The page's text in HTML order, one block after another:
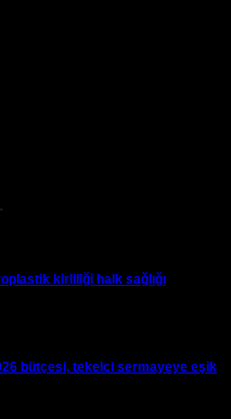
kirliliği halk sağlığı
bütçesi, tekelci sermayeye eşik